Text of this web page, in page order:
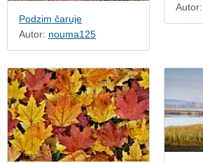
Podzim čaruje
Autor: nouma125
Autor: